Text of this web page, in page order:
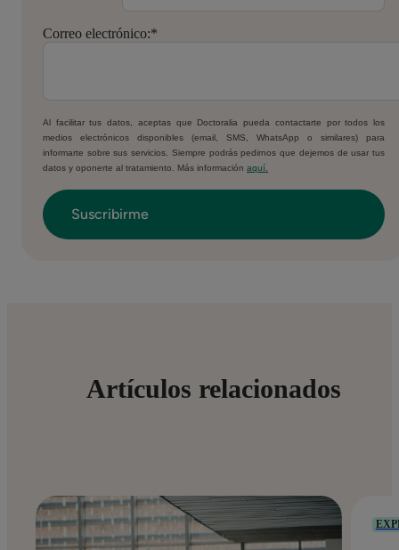
Correo electrónico:*
Al facilitar tus datos, aceptas que Doctoralia pueda contactarte por todos los
medios electrónicos disponibles (email, SMS, WhatsApp o similares) para
informarte sobre sus servicios. Siempre podrás pedirnos que dejemos de usar tus
datos y oponerte al tratamiento. Más información aquí.
Artículos relacionados